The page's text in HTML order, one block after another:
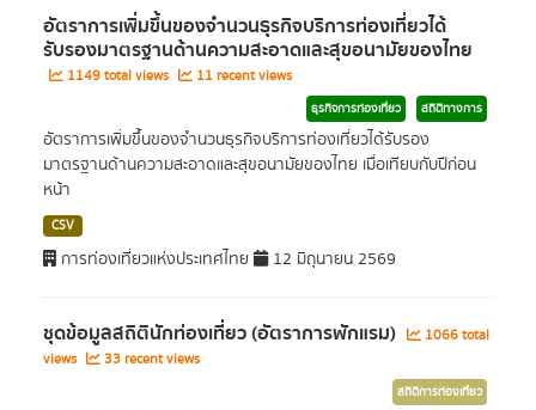
อัตราการเพิ่มขึ้นของจำนวนธุรกิจบริการท่องเที่ยวได้
รับรองมาตรฐานด้านความสะอาดและสุขอนามัยของไทย
1149 total views 11 recent views
ธุรกิจการท่องเที่ยว สถิติทางการ
อัตราการเพิ่มขึ้นของจำนวนธุรกิจบริการท่องเที่ยวได้รับรอง
มาตรฐานด้านความสะอาดและสุขอนามัยของไทย เมื่อเทียบกับปีก่อน
หน้า
CSV
การท่องเที่ยวแห่งประเทศไทย 12 มิถุนายน 2569
ชุดข้อมูลสถิตินักท่องเที่ยว (อัตราการพักแรม)
1066 total
views
33 recent views
สถิติการท่องเที่ยว